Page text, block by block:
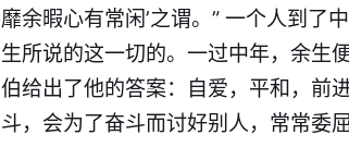
靡余暇心有常闲’之谓。” 一个人到了
生所说的这一切的。一过中年，余生
伯给出了他的答案：自爱，平和，前
斗，会为了奋斗而讨好别人，常常委